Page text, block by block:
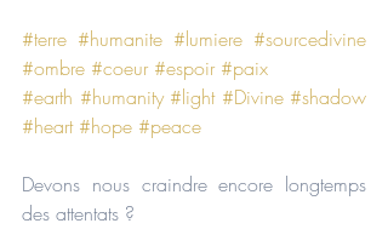
#terre #humanite #lumiere #sourcedivine
#ombre #coeur #espoir #paix
#earth #humanity #light #Divine #shadow
#heart #hope #peace
Devons nous craindre encore longtemps
des attentats ?